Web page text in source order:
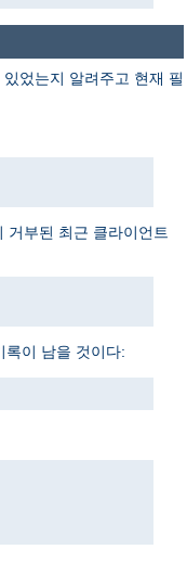
었는지 알려주고 현재 필
거부된 최근 클라이언트
록이 남을 것이다: